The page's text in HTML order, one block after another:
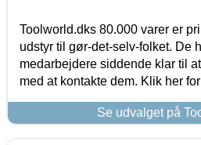
Toolworld.dks 80.000 varer er
udstyr til gør-det-selv-folket. De
medarbejdere siddende klar til
med at kontakte dem. Klik her
Se udvalget på